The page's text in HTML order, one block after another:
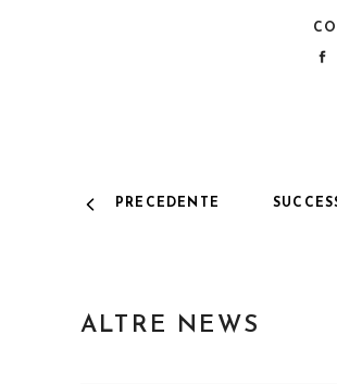
PRECEDENTE
ALTRE NEWS